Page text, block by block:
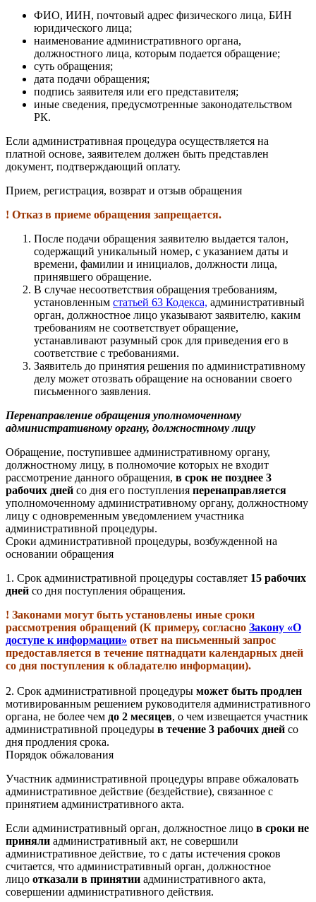
ФИО, ИИН, почтовый адрес физического лица, БИН
юридического лица;
наименование административного органа,
должностного лица, которым подается обращение;
суть обращения;
дата подачи обращения;
подпись заявителя или его представителя;
иные сведения, предусмотренные законодательством
РК.
Если административная процедура осуществляется на
платной основе, заявителем должен быть представлен
документ, подтверждающий оплату.
Прием, регистрация, возврат и отзыв обращения
! Отказ в приеме обращения запрещается.
После подачи обращения заявителю выдается талон,
содержащий уникальный номер, с указанием даты и
времени, фамилии и инициалов, должности лица,
принявшего обращение.
В случае несоответствия обращения требованиям,
установленным статьей 63 Кодекса, административный
орган, должностное лицо указывают заявителю, каким
требованиям не соответствует обращение,
устанавливают разумный срок для приведения его в
соответствие с требованиями.
Заявитель до принятия решения по административному
делу может отозвать обращение на основании своего
письменного заявления.
Перенаправление обращения уполномоченному
административному органу, должностному лицу
Обращение, поступившее административному органу,
должностному лицу, в полномочие которых не входит
рассмотрение данного обращения, в срок не позднее 3
рабочих дней со дня его поступления перенаправляется
уполномоченному административному органу, должностному
лицу с одновременным уведомлением участника
административной процедуры.
Сроки административной процедуры, возбужденной на
основании обращения
1. Срок административной процедуры составляет 15 рабочих
дней со дня поступления обращения.
! Законами могут быть установлены иные сроки
рассмотрения обращений (К примеру, согласно Закону «О
доступе к информации» ответ на письменный запрос
предоставляется в течение пятнадцати календарных дней
со дня поступления к обладателю информации).
2. Срок административной процедуры может быть продлен
мотивированным решением руководителя административного
органа, не более чем до 2 месяцев, о чем извещается участник
административной процедуры в течение 3 рабочих дней со
дня продления срока.
Порядок обжалования
Участник административной процедуры вправе обжаловать
административное действие (бездействие), связанное с
принятием административного акта.
Если административный орган, должностное лицо в сроки не
приняли административный акт, не совершили
административное действие, то с даты истечения сроков
считается, что административный орган, должностное
лицо отказали в принятии административного акта,
совершении административного действия.